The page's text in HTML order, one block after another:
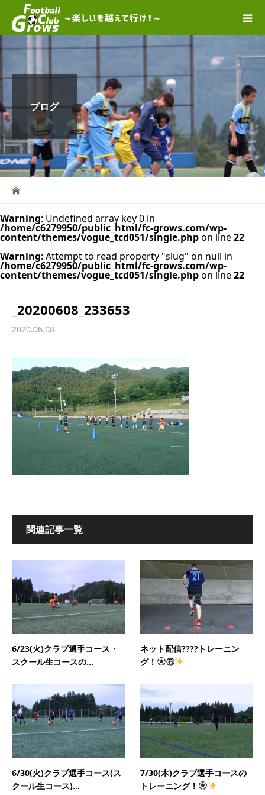
ブログ
Warning: Undefined array key 0 in
/home/c6279950/public_html/fc-grows.com/wp-
content/themes/vogue_tcd051/single.phpon line22
Warning: Attempt to read property "slug" on null in
/home/c6279950/public_html/fc-grows.com/wp-
content/themes/vogue_tcd051/single.phpon line22
_20200608_233653
2020.06.08
関連記事一覧
6/23(火)クラブ選手コース・
スクール生コースの...
ネット配信????トレーニン
グ！
⑥
6/30(火)クラブ選手コース(ス
クール生コース)...
7/30(木)クラブ選手コースの
トレーニング！